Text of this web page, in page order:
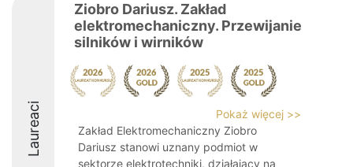
Laureaci
Ziobro Dariusz. Zakład
elektromechaniczny. Przewijanie
silników i wirników
Pokaż więcej >>
Zakład Elektromechaniczny Ziobro
Dariusz stanowi uznany podmiot w
sektorze elektrotechniki, działający na